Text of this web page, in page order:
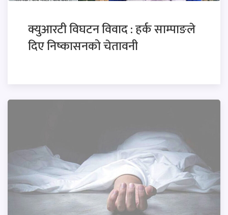
क्युआरटी विघटन विवाद : हर्क साम्पाङले
दिए निष्कासनको चेतावनी